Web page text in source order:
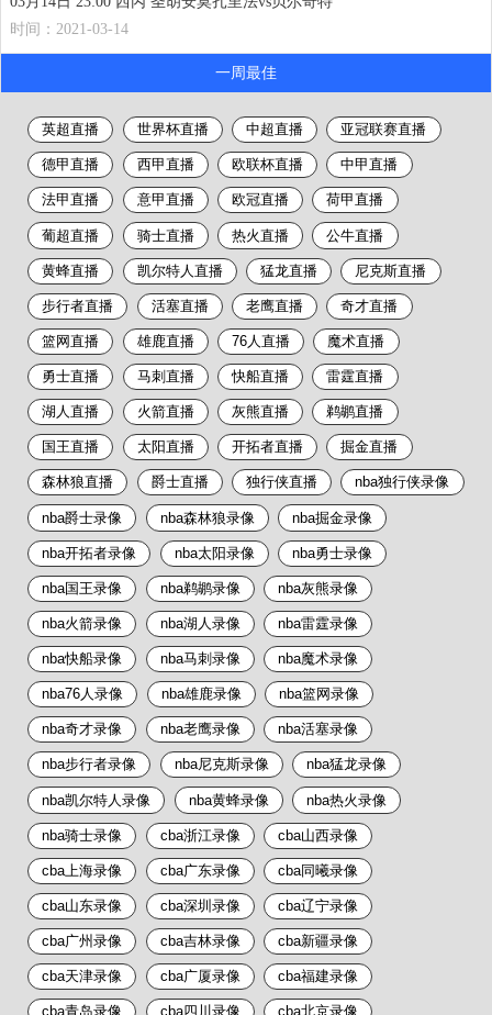
时间：2021-03-14
一周最佳
英超直播 世界杯直播 中超直播 亚冠联赛直播
德甲直播 西甲直播 欧联杯直播 中甲直播
法甲直播 意甲直播 欧冠直播 荷甲直播
葡超直播 骑士直播 热火直播 公牛直播
黄蜂直播 凯尔特人直播 猛龙直播 尼克斯直播
步行者直播 活塞直播 老鹰直播 奇才直播
篮网直播 雄鹿直播 76人直播 魔术直播
勇士直播 马刺直播 快船直播 雷霆直播
湖人直播 火箭直播 灰熊直播 鹈鹕直播
国王直播 太阳直播 开拓者直播 掘金直播
森林狼直播 爵士直播 独行侠直播 nba独行侠录像
nba爵士录像 nba森林狼录像 nba掘金录像
nba开拓者录像 nba太阳录像 nba勇士录像
nba国王录像 nba鹈鹕录像 nba灰熊录像
nba火箭录像 nba湖人录像 nba雷霆录像
nba快船录像 nba马刺录像 nba魔术录像
nba76人录像 nba雄鹿录像 nba篮网录像
nba奇才录像 nba老鹰录像 nba活塞录像
nba步行者录像 nba尼克斯录像 nba猛龙录像
nba凯尔特人录像 nba黄蜂录像 nba热火录像
nba骑士录像 cba浙江录像 cba山西录像
cba上海录像 cba广东录像 cba同曦录像
cba山东录像 cba深圳录像 cba辽宁录像
cba广州录像 cba吉林录像 cba新疆录像
cba天津录像 cba广厦录像 cba福建录像
cba青岛录像 cba四川录像 cba北京录像